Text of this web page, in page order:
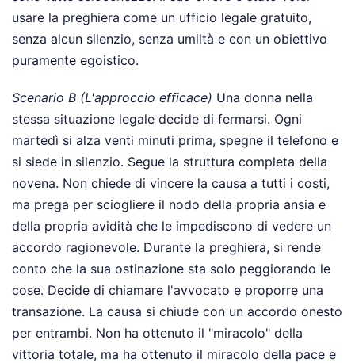
usare la preghiera come un ufficio legale gratuito,
senza alcun silenzio, senza umiltà e con un obiettivo
puramente egoistico.
Scenario B (L'approccio efficace) Una donna nella
stessa situazione legale decide di fermarsi. Ogni
martedì si alza venti minuti prima, spegne il telefono e
si siede in silenzio. Segue la struttura completa della
novena. Non chiede di vincere la causa a tutti i costi,
ma prega per sciogliere il nodo della propria ansia e
della propria avidità che le impediscono di vedere un
accordo ragionevole. Durante la preghiera, si rende
conto che la sua ostinazione sta solo peggiorando le
cose. Decide di chiamare l'avvocato e proporre una
transazione. La causa si chiude con un accordo onesto
per entrambi. Non ha ottenuto il "miracolo" della
vittoria totale, ma ha ottenuto il miracolo della pace e